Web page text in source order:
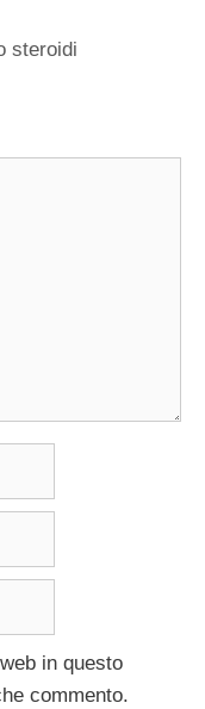
steroidi
in questo
commento.